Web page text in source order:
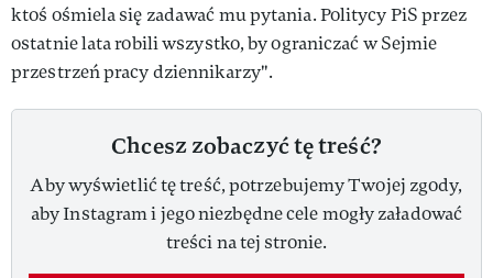
ktoś ośmiela się zadawać mu pytania. Politycy PiS przez
ostatnie lata robili wszystko, by ograniczać w Sejmie
przestrzeń pracy dziennikarzy".
Chcesz zobaczyć tę treść?
Aby wyświetlić tę treść, potrzebujemy Twojej zgody,
aby Instagram i jego niezbędne cele mogły załadować
treści na tej stronie.